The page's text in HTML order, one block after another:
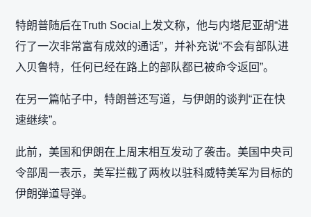
特朗普随后在Truth Social上发文称，他与内塔尼亚胡“进
行了一次非常富有成效的通话”，并补充说“不会有部队进
入贝鲁特，任何已经在路上的部队都已被命令返回”。
在另一篇帖子中，特朗普还写道，与伊朗的谈判“正在快
速继续”。
此前，美国和伊朗在上周末相互发动了袭击。美国中央司
令部周一表示，美军拦截了两枚以驻科威特美军为目标的
伊朗弹道导弹。